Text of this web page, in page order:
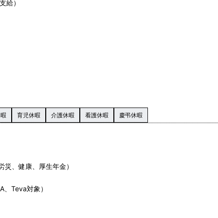
給）
育児休暇 介護休暇 看護休暇 慶弔休暇
、健康、厚生年金）
Teva対象）